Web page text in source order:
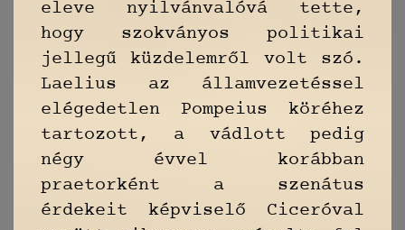
eleve nyilvánvalóvá tette,
hogy szokványos politikai
jellegű küzdelemről volt szó.
Laelius az államvezetéssel
elégedetlen Pompeius köréhez
tartozott, a vádlott pedig
négy évvel korábban
praetorként a szenátus
érdekeit képviselő Ciceróval